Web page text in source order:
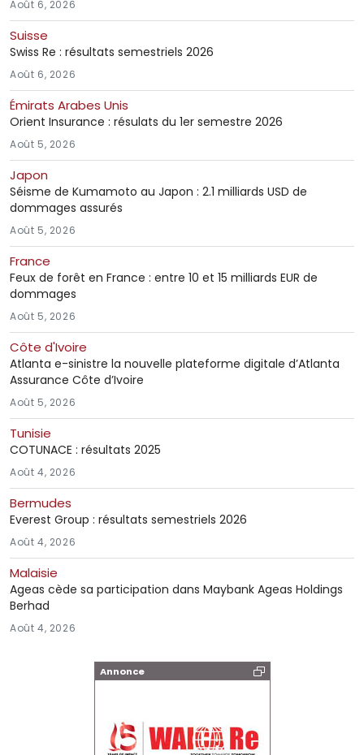
Annonce
Août 6, 2026
Suisse
Swiss Re : résultats semestriels 2026
Août 6, 2026
Émirats Arabes Unis
Orient Insurance : résulats du 1er semestre 2026
Août 5, 2026
Japon
Séisme de Kumamoto au Japon : 2.1 milliards USD de
dommages assurés
Août 5, 2026
France
Feux de forêt en France : entre 10 et 15 milliards EUR de
dommages
Août 5, 2026
Côte d'Ivoire
Atlanta e-sinistre la nouvelle plateforme digitale d’Atlanta
Assurance Côte d’Ivoire
Août 5, 2026
Tunisie
COTUNACE : résultats 2025
Août 4, 2026
Bermudes
Everest Group : résultats semestriels 2026
Août 4, 2026
Malaisie
Ageas cède sa participation dans Maybank Ageas Holdings
Berhad
Août 4, 2026